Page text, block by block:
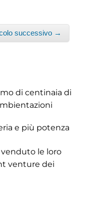
successivo →
di centinaia di
e più potenza
venduto le loro
venture dei